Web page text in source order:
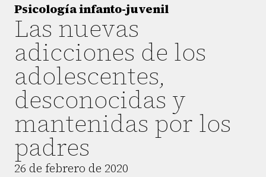
Psicología infanto-juvenil
Las nuevas
adicciones de los
adolescentes,
desconocidas y
mantenidas por los
padres
26 de febrero de 2020